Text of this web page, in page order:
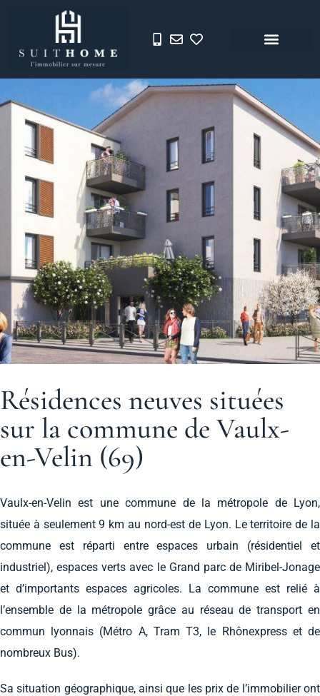
Résidences neuves situées
sur la commune de Vaulx-
en-Velin (69)
Vaulx-en-Velin est une commune de la métropole de Lyon,
située à seulement 9 km au nord-est de Lyon. Le territoire de la
commune est réparti entre espaces urbain (résidentiel et
industriel), espaces verts avec le Grand parc de Miribel-Jonage
et d’importants espaces agricoles. La commune est relié à
l’ensemble de la métropole grâce au réseau de transport en
commun lyonnais (Métro A, Tram T3, le Rhônexpress et de
nombreux Bus).
Sa situation géographique, ainsi que les prix de l’immobilier ont